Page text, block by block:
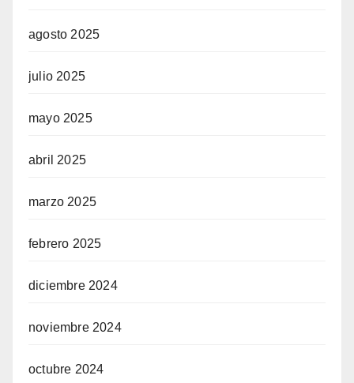
agosto 2025
julio 2025
mayo 2025
abril 2025
marzo 2025
febrero 2025
diciembre 2024
noviembre 2024
octubre 2024